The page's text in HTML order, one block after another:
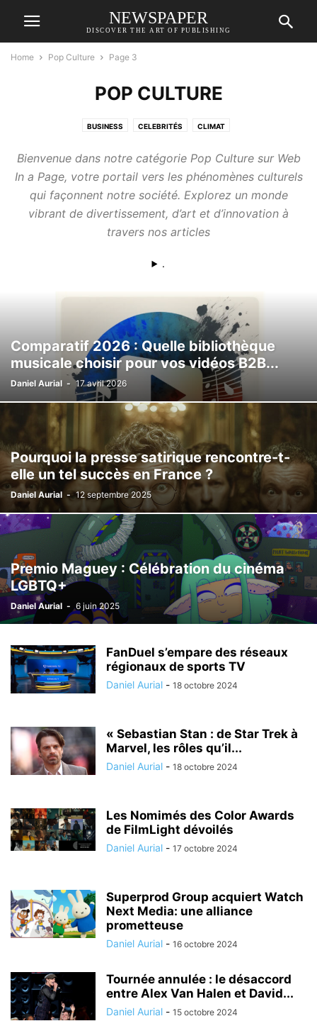
NEWSPAPER
DISCOVER THE ART OF PUBLISHING
Home Pop Culture Page 3
POP CULTURE
BUSINESS CELEBRITÉS CLIMAT
FINANCE & ÉCONOMIE HUMOUR INTELLIGENCE ARTIFICIELLE
JEU VIDÉO JEUX ÉDUCATIFS MOTO POLITIQUE POP CULTURE
RETROGAMING ROBOTIQUE SCIENCE TECHNOLOGIE WOMEN
Bienvenue dans notre catégorie Pop Culture sur Web
In a Page, votre portail vers les phénomènes culturels
qui façonnent notre société. Explorez un monde
vibrant de divertissement, d’art et d’innovation à
travers nos articles
.
Comparatif 2026 : Quelle bibliothèque
musicale choisir pour vos vidéos B2B...
Daniel Aurial - 17 avril 2026
Pourquoi la presse satirique rencontre-t-
elle un tel succès en France ?
Daniel Aurial - 12 septembre 2025
Premio Maguey : Célébration du cinéma
LGBTQ+
Daniel Aurial - 6 juin 2025
FanDuel s’empare des réseaux
régionaux de sports TV
Daniel Aurial - 18 octobre 2024
« Sebastian Stan : de Star Trek à
Marvel, les rôles qu’il...
Daniel Aurial - 18 octobre 2024
Les Nomimés des Color Awards
de FilmLight dévoilés
Daniel Aurial - 17 octobre 2024
Superprod Group acquiert Watch
Next Media: une alliance
prometteuse
Daniel Aurial - 16 octobre 2024
Tournée annulée : le désaccord
entre Alex Van Halen et David...
Daniel Aurial - 15 octobre 2024